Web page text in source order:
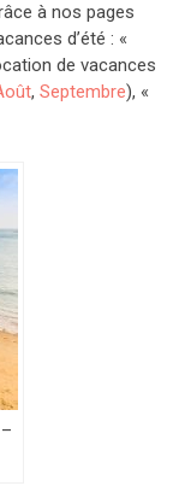
à nos pages
d’été : «
de vacances
, Septembre), «